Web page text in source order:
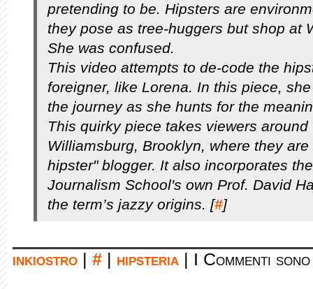
pretending to be. Hipsters are
they pose as tree-huggers but shop at
She was confused.
This video attempts to de-code the
foreigner, like Lorena. In this piece,
the journey as she hunts for the
This quirky piece takes viewers
Williamsburg, Brooklyn, where they
hipster" blogger. It also incorporates
Journalism School's own Prof. David
the term’s jazzy origins. [#]
inkiostro # hipsteria I Commenti